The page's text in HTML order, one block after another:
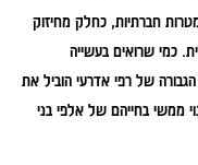
חברתיות, כחלק מחיזוק
שרואים בעשייה
של רפי אדרעי הוביל את
בחייהם של אלפי בני